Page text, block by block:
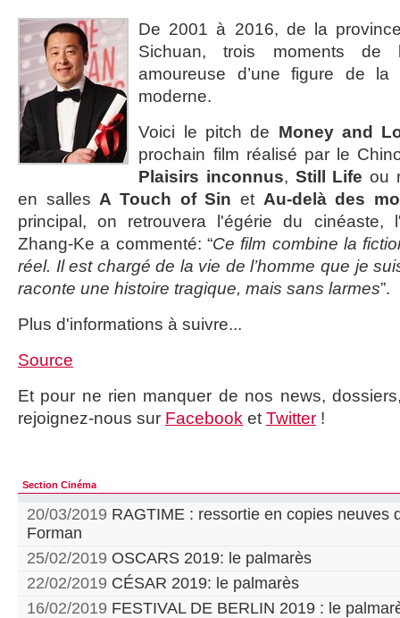
De 2001 à 2016, de la
Sichuan, trois moments de
amoureuse d’une figure de
moderne.
Voici le pitch de Money and
prochain film réalisé par le
Plaisirs inconnus, Still Life ou
en salles A Touch of Sin et Au-delà des
principal, on retrouvera l'égérie du cinéaste,
Zhang-Ke a commenté: “Ce film combine la
réel. Il est chargé de la vie de l’homme que je
raconte une histoire tragique, mais sans larmes”.
Plus d'informations à suivre...
Source
Et pour ne rien manquer de nos news,
rejoignez-nous sur Facebook et Twitter !
Section Cinéma
20/03/2019 RAGTIME : ressortie en copies neuves
Forman
25/02/2019 OSCARS 2019: le palmarès
22/02/2019 CÉSAR 2019: le palmarès
16/02/2019 FESTIVAL DE BERLIN 2019 : le